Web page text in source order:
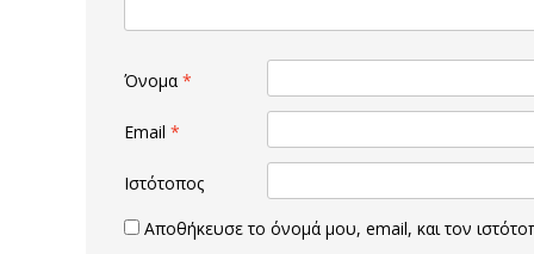
Όνομα *
Email *
Ιστότοπος
Αποθήκευσε το όνομά μου, email, και τον